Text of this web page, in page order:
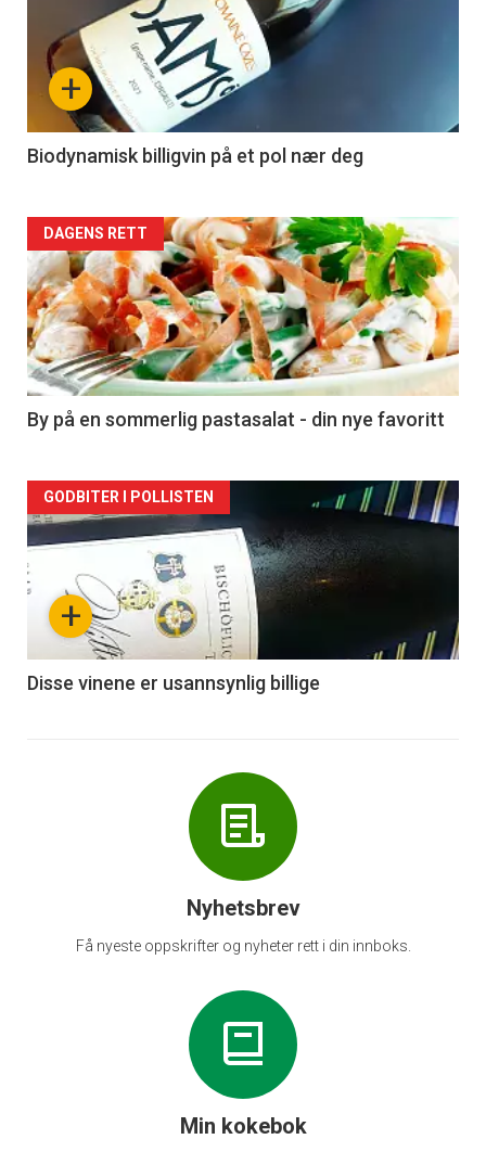
akkurat
nå
4
+
Biodynamisk billigvin på et pol nær deg
Forsiden
akkurat
nå
-
5
DAGENS RETT
By på en sommerlig pastasalat - din nye favoritt
Forsiden
akkurat
nå
6
+
GODBITER I POLLISTEN
Disse vinene er usannsynlig billige
Nyhetsbrev
Få nyeste oppskrifter og nyheter rett i din innboks.
Min kokebok